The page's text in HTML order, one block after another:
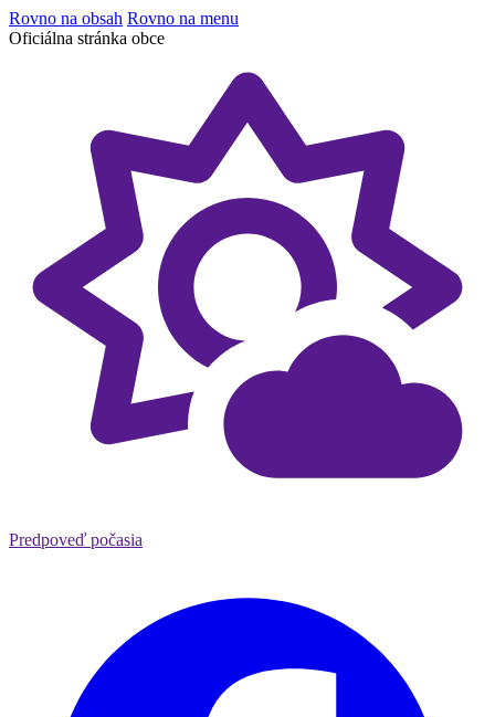
Rovno na obsah Rovno na menu
Oficiálna stránka obce
Predpoveď počasia